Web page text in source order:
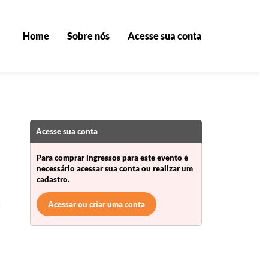
Home Sobre nós Acesse sua conta
Acesse sua conta
Para comprar ingressos para este evento é
necessário acessar sua conta ou realizar um
cadastro.
Acessar ou criar uma conta